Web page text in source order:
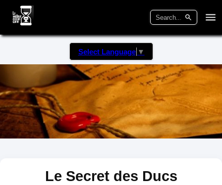
Select Language ▼
Le Secret des Ducs